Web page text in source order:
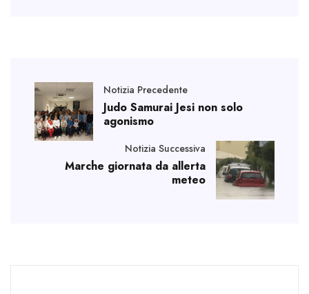
Notizia Precedente
Judo Samurai Jesi non solo
agonismo
Notizia Successiva
Marche giornata da allerta
meteo